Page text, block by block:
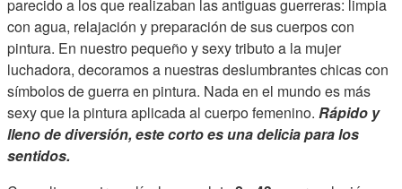
parecido a los que realizaban las antiguas guerreras: limpia
con agua, relajación y preparación de sus cuerpos con
pintura. En nuestro pequeño y sexy tributo a la mujer
luchadora, decoramos a nuestras deslumbrantes chicas con
símbolos de guerra en pintura. Nada en el mundo es más
sexy que la pintura aplicada al cuerpo femenino. Rápido y
lleno de diversión, este corto es una delicia para los
sentidos.